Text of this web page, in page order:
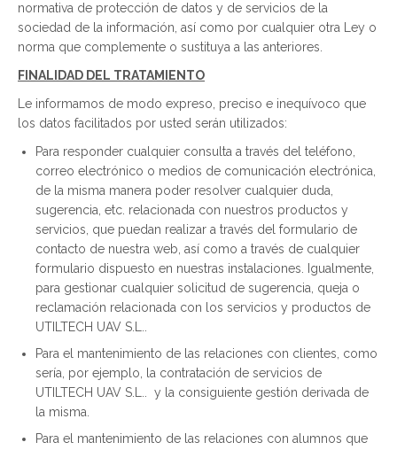
normativa de protección de datos y de servicios de la
sociedad de la información, así como por cualquier otra Ley o
norma que complemente o sustituya a las anteriores.
FINALIDAD DEL TRATAMIENTO
Le informamos de modo expreso, preciso e inequívoco que
los datos facilitados por usted serán utilizados:
Para responder cualquier consulta a través del teléfono,
correo electrónico o medios de comunicación electrónica,
de la misma manera poder resolver cualquier duda,
sugerencia, etc. relacionada con nuestros productos y
servicios, que puedan realizar a través del formulario de
contacto de nuestra web, así como a través de cualquier
formulario dispuesto en nuestras instalaciones. Igualmente,
para gestionar cualquier solicitud de sugerencia, queja o
reclamación relacionada con los servicios y productos de
UTILTECH UAV S.L..
Para el mantenimiento de las relaciones con clientes, como
sería, por ejemplo, la contratación de servicios de
UTILTECH UAV S.L.. y la consiguiente gestión derivada de
la misma.
Para el mantenimiento de las relaciones con alumnos que